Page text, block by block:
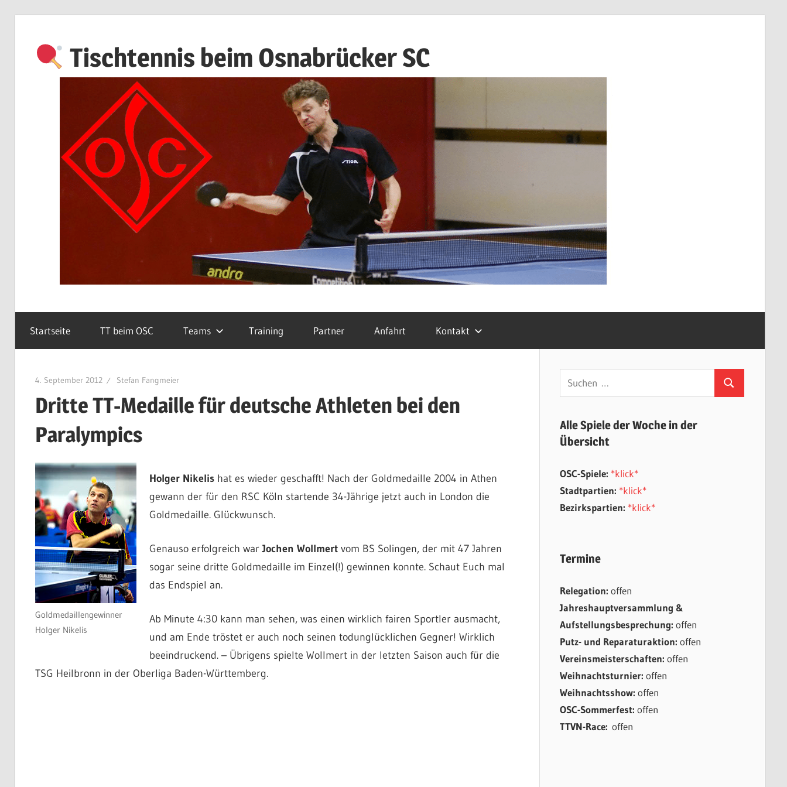
springen
Tischtennis beim Osnabrücker SC
Startseite TT beim OSC Teams Training Partner Anfahrt Kontakt
4. September 2012 Stefan Fangmeier
Dritte TT-Medaille für deutsche Athleten bei den
Paralympics
Goldmedaillengewinner
Holger Nikelis
Holger Nikelis hat es wieder geschafft! Nach der Goldmedaille 2004 in Athen
gewann der für den RSC Köln startende 34-Jährige jetzt auch in London die
Goldmedaille. Glückwunsch.
Genauso erfolgreich warJochen Wollmert vom BS Solingen, der mit 47 Jahren
sogar seine dritte Goldmedaille im Einzel(!) gewinnen konnte. Schaut Euch mal
das Endspiel an.
Ab Minute 4:30 kann man sehen, was einen wirklich fairen Sportler ausmacht,
und am Ende tröstet er auch noch seinen todunglücklichen Gegner! Wirklich
beeindruckend. – Übrigens spielte Wollmert in der letzten Saison auch für die
TSG Heilbronn in der Oberliga Baden-Württemberg.
Suchen
nach:
Suchen
Alle Spiele der Woche in der
Übersicht
OSC-Spiele: *klick*
Stadtpartien: *klick*
Bezirkspartien: *klick*
Termine
Relegation: offen
Jahreshauptversammlung &
Aufstellungsbesprechung: offen
Putz- und Reparaturaktion: offen
Vereinsmeisterschaften: offen
Weihnachtsturnier: offen
Weihnachtsshow: offen
OSC-Sommerfest: offen
TTVN-Race: offen